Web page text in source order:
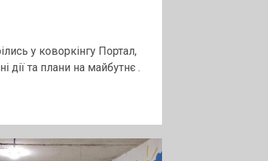
у коворкінгу Портал,
дії та плани на майбутнє .